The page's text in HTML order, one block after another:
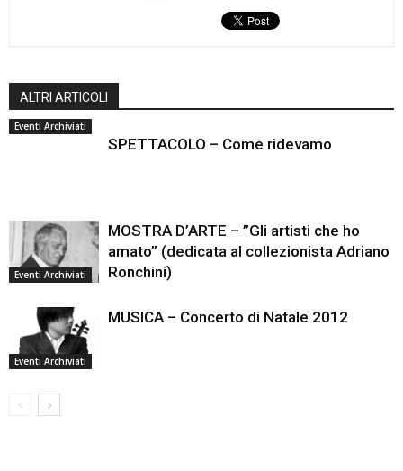
ALTRI ARTICOLI
Eventi Archiviati
SPETTACOLO – Come ridevamo
Eventi Archiviati
MOSTRA D’ARTE – ”Gli artisti che ho
amato” (dedicata al collezionista Adriano
Ronchini)
Eventi Archiviati
MUSICA – Concerto di Natale 2012